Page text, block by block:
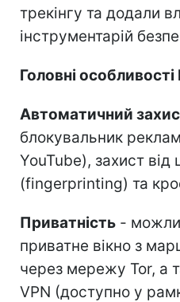
трекінгу та додали
інструментарій
Головні
Автоматичний
блокувальник
YouTube), захист від
(fingerprinting) та
Приватність -
приватне вікно з
через мережу Tor, а
VPN (доступно у